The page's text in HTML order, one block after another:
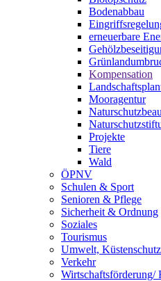
Bodenabbau
erneuerbare
Kompensation
Mooragentur
Projekte
Tiere
Wald
ÖPNV
Schulen & Sport
Senioren & Pflege
Sicherheit & Ordnung
Soziales
Tourismus
Umwelt,
Verkehr
Wirtschaftsförderung/